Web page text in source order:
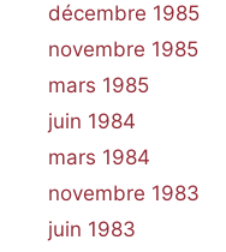
décembre 1985
novembre 1985
mars 1985
juin 1984
mars 1984
novembre 1983
juin 1983